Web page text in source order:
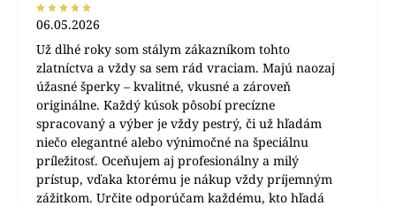
06.05.2026
Už dlhé roky som stálym zákazníkom tohto
zlatníctva a vždy sa sem rád vraciam. Majú naozaj
úžasné šperky – kvalitné, vkusné a zároveň
originálne. Každý kúsok pôsobí precízne
spracovaný a výber je vždy pestrý, či už hľadám
niečo elegantné alebo výnimočné na špeciálnu
príležitosť. Oceňujem aj profesionálny a milý
prístup, vďaka ktorému je nákup vždy príjemným
zážitkom. Určite odporúčam každému, kto hľadá